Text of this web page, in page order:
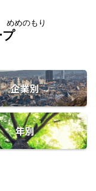
めめのもり
企業別
年別